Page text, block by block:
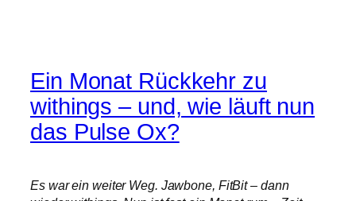
Ein Monat Rückkehr zu
withings – und, wie läuft nun
das Pulse Ox?
Es war ein weiter Weg. Jawbone, FitBit – dann